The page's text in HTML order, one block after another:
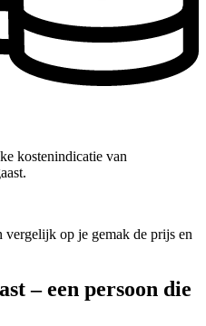
kostenindicatie van
op je gemak de prijs en
– een persoon die